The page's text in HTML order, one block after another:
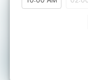
Découvrir le
transmettre
Chaque détail